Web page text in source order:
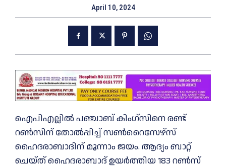
April 10, 2024
ഐപിഎല്ലില്‍ പഞ്ചാബ് കിംഗ്‌സിനെ രണ്ട്
റണ്‍സിന് തോല്‍പ്പിച്ച് സണ്‍റൈസേഴ്‌സ്
ഹൈദരാബാദിന് മൂന്നാം ജയം. ആദ്യം ബാറ്റ്
ചെയ്ത് ഹൈദരാബാദ് ഉയര്‍ത്തിയ 183 റണ്‍സ്